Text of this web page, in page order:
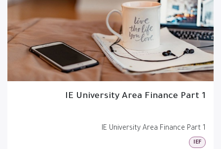
IE University Area Finance Part 1
IE University Area Finance Part 1
IEF